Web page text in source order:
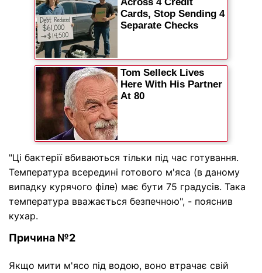
"Ці бактерії вбиваються тільки під час готування.
Температура всередині готового м'яса (в даному
випадку курячого філе) має бути 75 градусів. Така
температура вважається безпечною", - пояснив
кухар.
Причина №2
Якщо мити м'ясо під водою, воно втрачає свій